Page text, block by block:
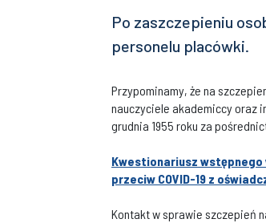
Po zaszczepieniu
personelu placówki.
Przypominamy, że na
nauczyciele akademiccy oraz
grudnia 1955 roku za
Kwestionariusz
przeciw COVID-19 z
Kontakt w sprawie szczepień